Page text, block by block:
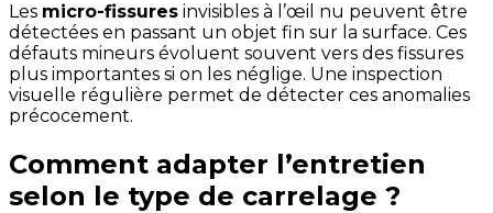
Les micro-fissures invisibles à l’œil nu peuvent être
détectées en passant un objet fin sur la surface. Ces
défauts mineurs évoluent souvent vers des fissures
plus importantes si on les néglige. Une inspection
visuelle régulière permet de détecter ces anomalies
précocement.
Comment adapter l’entretien
selon le type de carrelage ?